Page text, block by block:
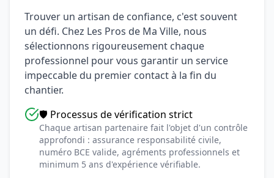
Trouver un artisan de confiance, c'est souvent
un défi. Chez Les Pros de Ma Ville, nous
sélectionnons rigoureusement chaque
professionnel pour vous garantir un service
impeccable du premier contact à la fin du
chantier.
🛡️ Processus de vérification strict
Chaque artisan partenaire fait l'objet d'un contrôle
approfondi : assurance responsabilité civile,
numéro BCE valide, agréments professionnels et
minimum 5 ans d'expérience vérifiable.